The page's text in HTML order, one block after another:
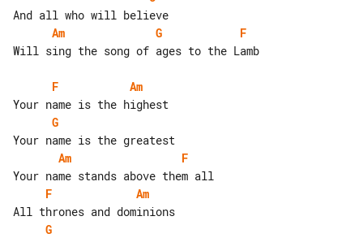
Am
G
F
Will sing the song of ages to the Lamb
F
Am
G
Am
F
F
Am
G